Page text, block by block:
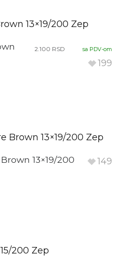
2.100 RSD sa PDV-om
199
13×19/200
149